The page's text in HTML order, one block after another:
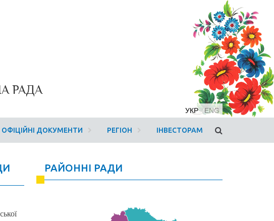
РАДА
УКР ENG
ОФІЦІЙНІ ДОКУМЕНТИ РЕГІОН ІНВЕСТОРАМ
РАЙОННІ РАДИ